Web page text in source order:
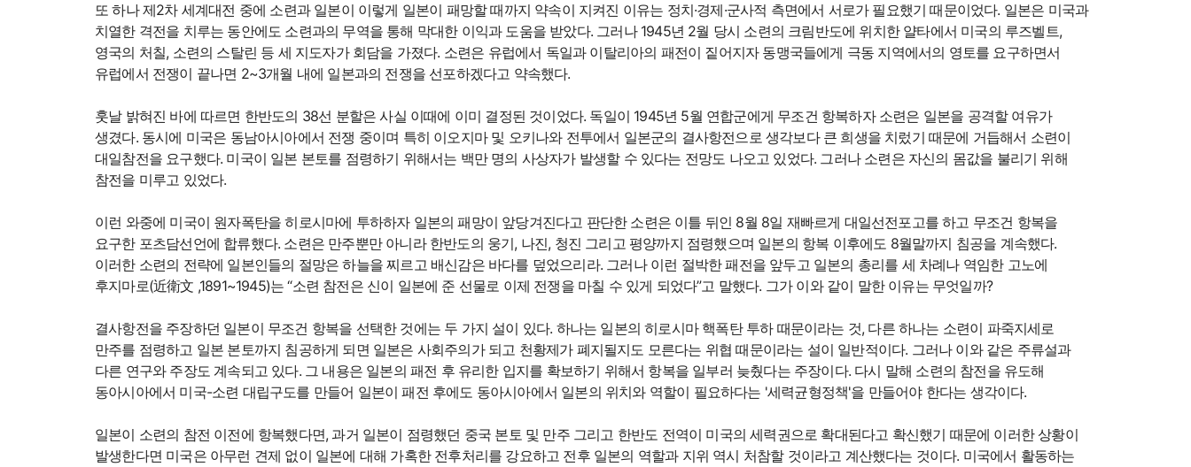
또 하나 제2차 세계대전 중에 소련과 일본이 이렇게 일본이 패망할 때까지 약속이 지켜진 이유는 정치·경제·군사적 측면에서 서로가 필요했기 때문이었다. 일본은 미국과
치열한 격전을 치루는 동안에도 소련과의 무역을 통해 막대한 이익과 도움을 받았다. 그러나 1945년 2월 당시 소련의 크림반도에 위치한 얄타에서 미국의 루즈벨트,
영국의 처칠, 소련의 스탈린 등 세 지도자가 회담을 가졌다. 소련은 유럽에서 독일과 이탈리아의 패전이 짙어지자 동맹국들에게 극동 지역에서의 영토를 요구하면서
유럽에서 전쟁이 끝나면 2~3개월 내에 일본과의 전쟁을 선포하겠다고 약속했다.
훗날 밝혀진 바에 따르면 한반도의 38선 분할은 사실 이때에 이미 결정된 것이었다. 독일이 1945년 5월 연합군에게 무조건 항복하자 소련은 일본을 공격할 여유가
생겼다. 동시에 미국은 동남아시아에서 전쟁 중이며 특히 이오지마 및 오키나와 전투에서 일본군의 결사항전으로 생각보다 큰 희생을 치렀기 때문에 거듭해서 소련이
대일참전을 요구했다. 미국이 일본 본토를 점령하기 위해서는 백만 명의 사상자가 발생할 수 있다는 전망도 나오고 있었다. 그러나 소련은 자신의 몸값을 불리기 위해
참전을 미루고 있었다.
이런 와중에 미국이 원자폭탄을 히로시마에 투하하자 일본의 패망이 앞당겨진다고 판단한 소련은 이틀 뒤인 8월 8일 재빠르게 대일선전포고를 하고 무조건 항복을
요구한 포츠담선언에 합류했다. 소련은 만주뿐만 아니라 한반도의 웅기, 나진, 청진 그리고 평양까지 점령했으며 일본의 항복 이후에도 8월말까지 침공을 계속했다.
이러한 소련의 전략에 일본인들의 절망은 하늘을 찌르고 배신감은 바다를 덮었으리라. 그러나 이런 절박한 패전을 앞두고 일본의 총리를 세 차례나 역임한 고노에
후지마로(近衛文 ,1891~1945)는 “소련 참전은 신이 일본에 준 선물로 이제 전쟁을 마칠 수 있게 되었다”고 말했다. 그가 이와 같이 말한 이유는 무엇일까?
결사항전을 주장하던 일본이 무조건 항복을 선택한 것에는 두 가지 설이 있다. 하나는 일본의 히로시마 핵폭탄 투하 때문이라는 것, 다른 하나는 소련이 파죽지세로
만주를 점령하고 일본 본토까지 침공하게 되면 일본은 사회주의가 되고 천황제가 폐지될지도 모른다는 위협 때문이라는 설이 일반적이다. 그러나 이와 같은 주류설과
다른 연구와 주장도 계속되고 있다. 그 내용은 일본의 패전 후 유리한 입지를 확보하기 위해서 항복을 일부러 늦췄다는 주장이다. 다시 말해 소련의 참전을 유도해
동아시아에서 미국-소련 대립구도를 만들어 일본이 패전 후에도 동아시아에서 일본의 위치와 역할이 필요하다는 '세력균형정책'을 만들어야 한다는 생각이다.
일본이 소련의 참전 이전에 항복했다면, 과거 일본이 점령했던 중국 본토 및 만주 그리고 한반도 전역이 미국의 세력권으로 확대된다고 확신했기 때문에 이러한 상황이
발생한다면 미국은 아무런 견제 없이 일본에 대해 가혹한 전후처리를 강요하고 전후 일본의 역할과 지위 역시 처참할 것이라고 계산했다는 것이다. 미국에서 활동하는